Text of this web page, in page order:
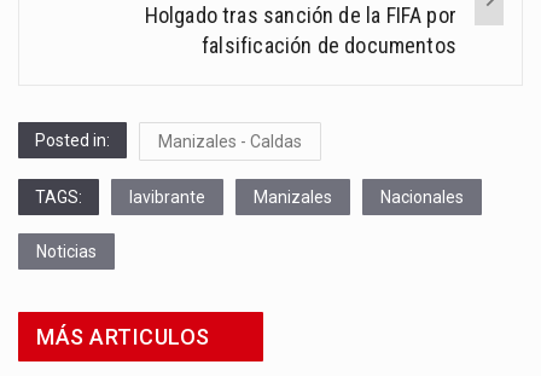
Holgado tras sanción de la FIFA por
falsificación de documentos
Posted in: Manizales - Caldas
TAGS: lavibrante Manizales Nacionales
Noticias
MÁS ARTICULOS